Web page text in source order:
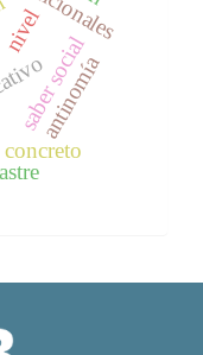
saber social
antinomía
nivel